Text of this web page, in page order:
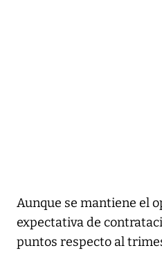
Aunque se mantiene el
expectativa de
puntos respecto al